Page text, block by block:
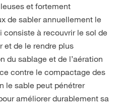
et fortement
de sabler annuellement le
à recouvrir le sol de
et de le rendre plus
du sablage et de l’aération
contre le compactage des
le sable peut pénétrer
améliorer durablement sa